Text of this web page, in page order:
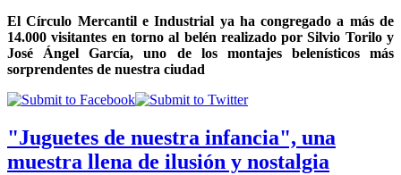
El Círculo Mercantil e Industrial ya ha congregado a más de
14.000 visitantes en torno al belén realizado por Silvio Torilo y
José Ángel García, uno de los montajes belenísticos más
sorprendentes de nuestra ciudad
"Juguetes de nuestra infancia", una
muestra llena de ilusión y nostalgia